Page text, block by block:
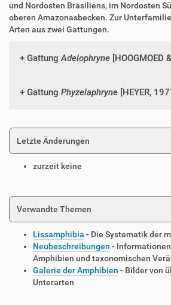
und Nordosten Brasiliens, im Nordosten
oberen Amazonasbecken. Zur
Arten aus zwei Gattungen.
GattungAdelophryne [HOOGMOED
Gattung Phyzelaphryne [HEYER,
Letzte Änderungen
zurzeit keine
Verwandte Themen
Lissamphibia - Die Systematik der
Neubeschreibungen -
Amphibien und taxonomischen
Galerie der Amphibien - Bilder von
Unterarten